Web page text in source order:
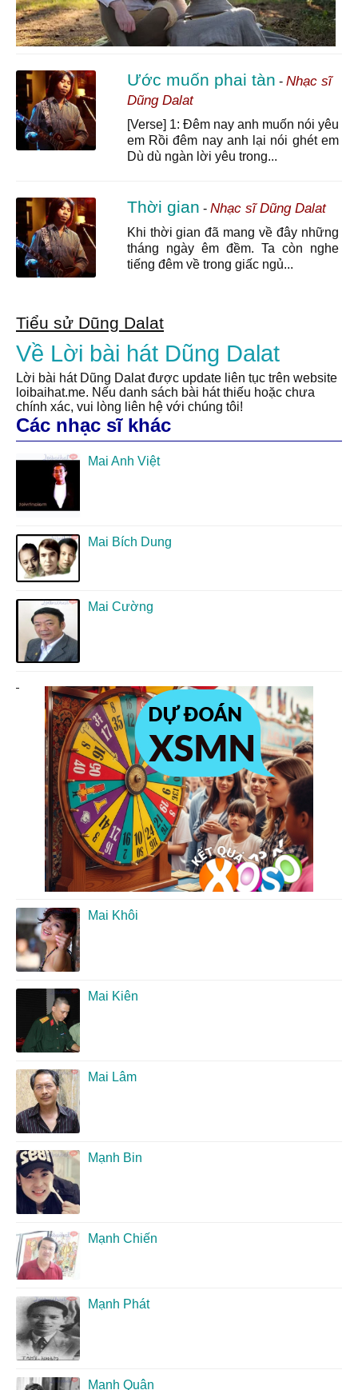
Ước muốn phai tàn - Nhạc sĩ
Dũng Dalat
[Verse] 1: Đêm nay anh muốn nói yêu
em Rồi đêm nay anh lại nói ghét em
Dù dù ngàn lời yêu trong...
Thời gian - Nhạc sĩ Dũng Dalat
Khi thời gian đã mang về đây những
tháng ngày êm đềm. Ta còn nghe
tiếng đêm về trong giấc ngủ...
Tiểu sử Dũng Dalat
Về Lời bài hát Dũng Dalat
Lời bài hát Dũng Dalat được update liên tục trên website
loibaihat.me. Nếu danh sách bài hát thiếu hoặc chưa
chính xác, vui lòng liên hệ với chúng tôi!
Các nhạc sĩ khác
Mai Anh Việt
Mai Bích Dung
Mai Cường
Mai Khôi
Mai Kiên
Mai Lâm
Mạnh Bin
Mạnh Chiến
Mạnh Phát
Mạnh Quân